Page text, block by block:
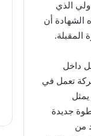
الذي
الشهادة أن
المقبلة.
داخل
تعمل في
جديدة
من